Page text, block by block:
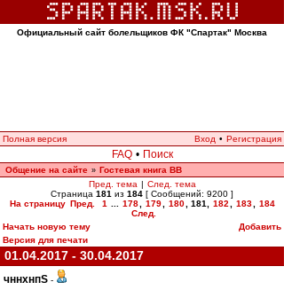
Официальный сайт болельщиков ФК "Спартак" Москва
Полная версия Вход • Регистрация
FAQ • Поиск
Общение на сайте » Гостевая книга ВВ
Пред. тема | След. тема
Страница 181 из 184 [ Сообщений: 9200 ]
На страницу Пред. 1 178 179 180 181 182 183
184
След.
Начать новую тему
Добавить
Версия для печати
01.04.2017 - 30.04.2017
чннхнпS -